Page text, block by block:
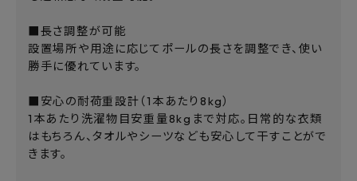
■長さ調整が可能
設置場所や用途に応じてポールの長さを調整でき、使い
勝手に優れています。
■安心の耐荷重設計（1本あたり8kg）
1本あたり洗濯物目安重量8kgまで対応。日常的な衣類
はもちろん、タオルやシーツなども安心して干すことがで
きます。